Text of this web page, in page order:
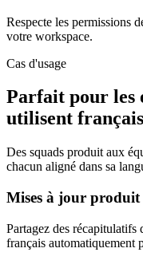
Respecte les permissions
votre workspace.
Cas d'usage
Parfait pour les
utilisent français
Des squads produit aux
chacun aligné dans sa
Mises à jour produit
Partagez des récapitulatifs
français automatiquement